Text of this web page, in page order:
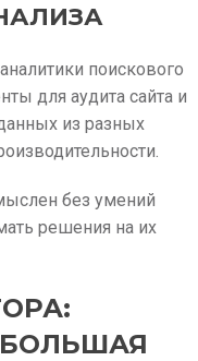
поискового
для аудита сайта и
из разных
без умений
решения на их